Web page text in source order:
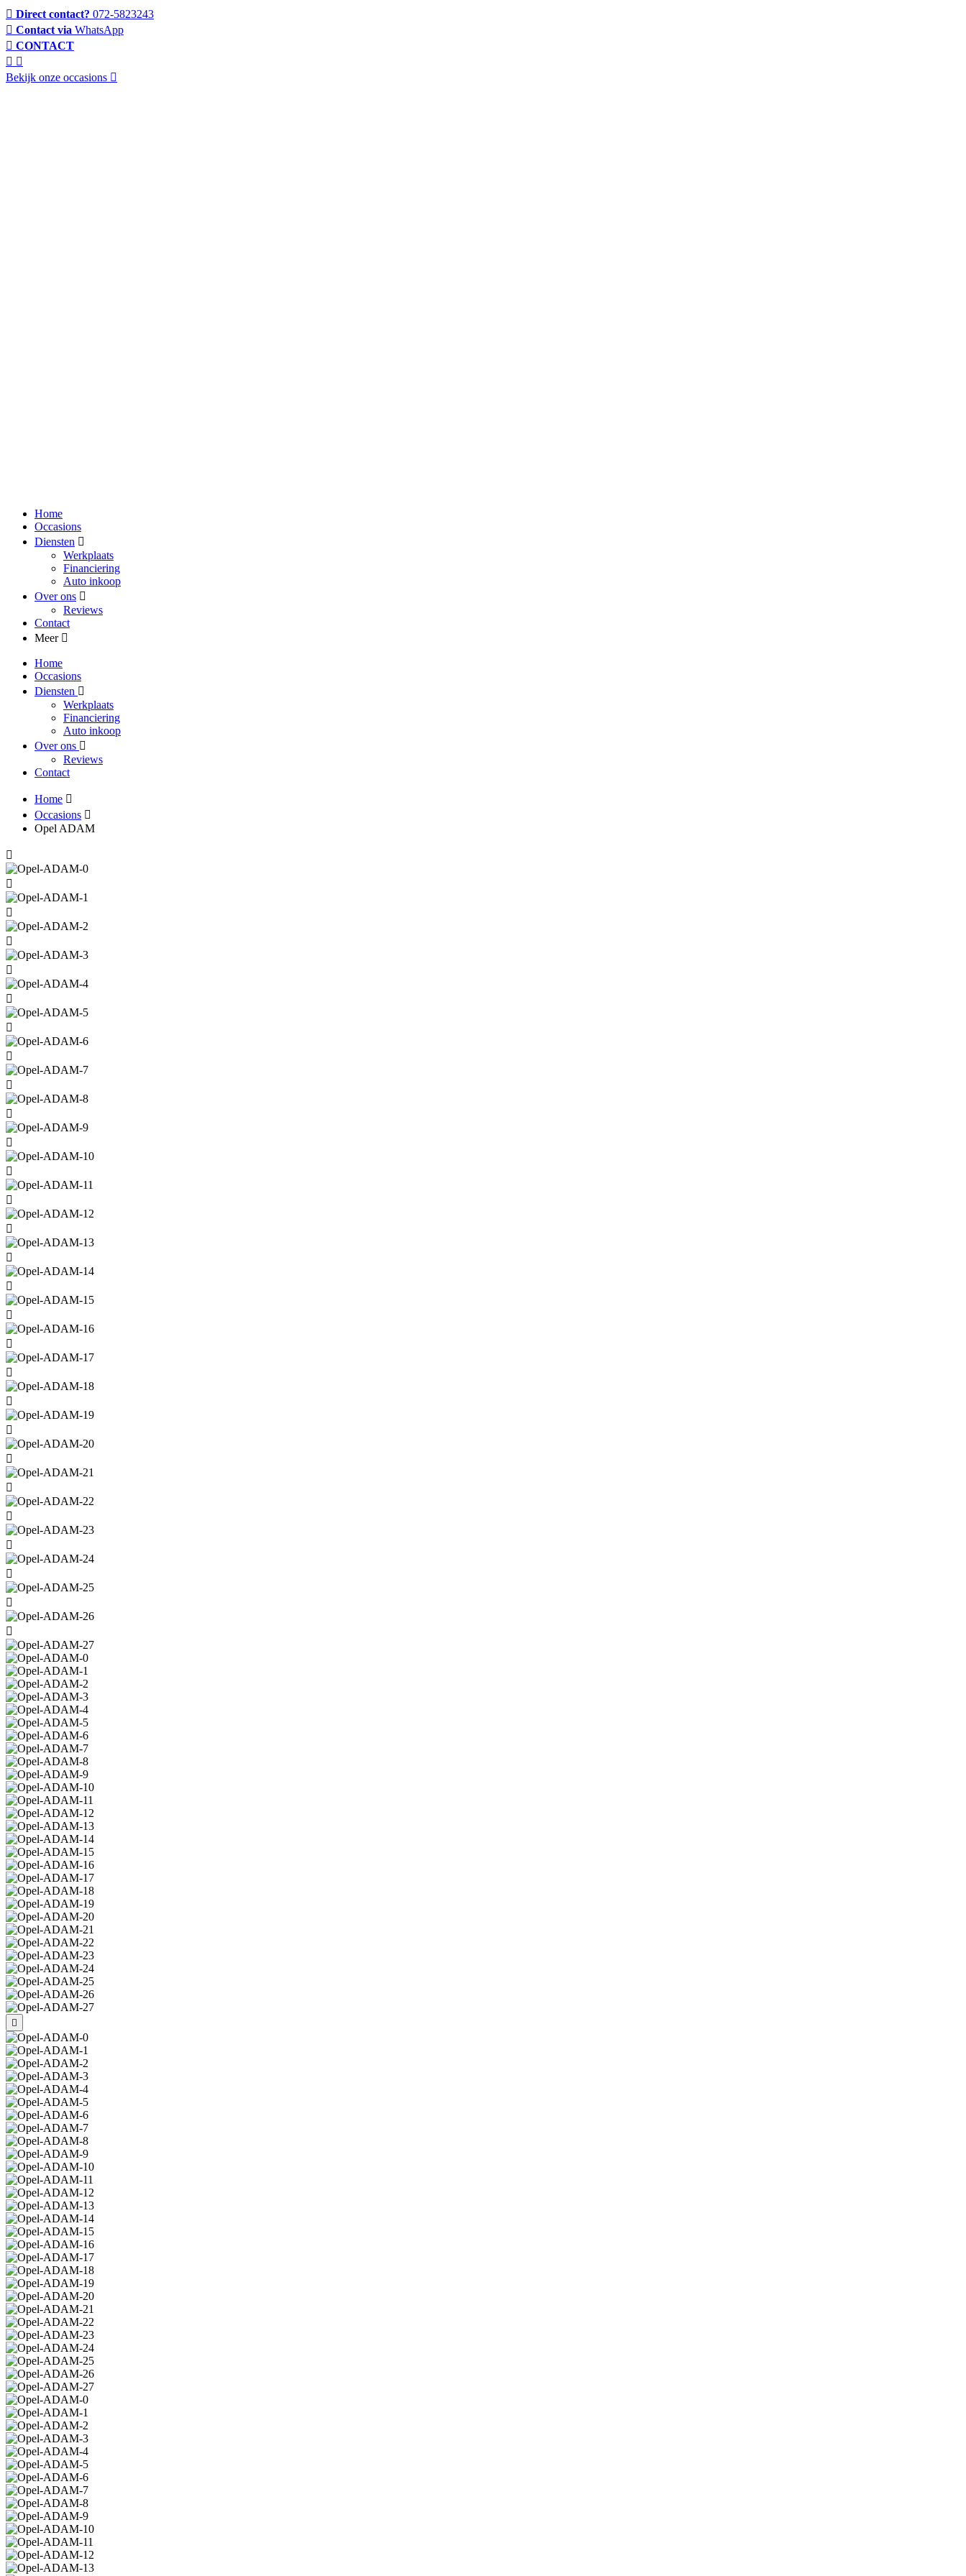
Direct contact? 072-5823243
Contact via WhatsApp
CONTACT
Bekijk onze occasions
Home
Occasions
Diensten
Werkplaats
Financiering
Auto inkoop
Over ons
Reviews
Contact
Meer
Home
Occasions
Diensten
Werkplaats
Financiering
Auto inkoop
Over ons
Reviews
Contact
Home
Occasions
Opel ADAM